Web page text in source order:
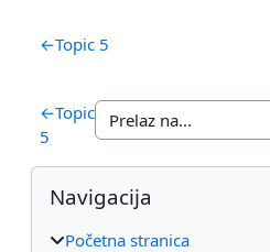
Pregled sekcija
←Topic 5
←Topic
5
Blokovi
Preskoči Navigacija
Navigacija
Početna stranica